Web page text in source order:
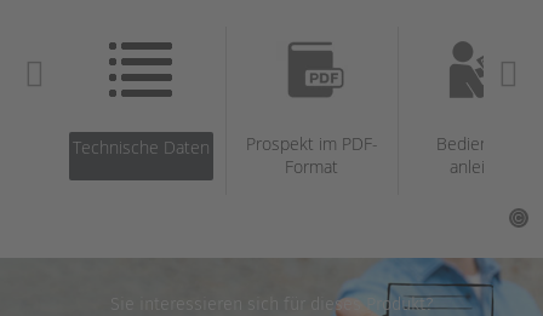
Technische Daten
Prospekt im PDF-
Format
Bedienungs­
anleitung
Sie interessieren sich für dieses Produkt?